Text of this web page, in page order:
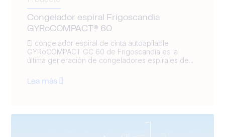
Congelador espiral Frigoscandia
GYRoCOMPACT® 60
El congelador espiral de cinta autoapilable
GYRoCOMPACT GC 60 de Frigoscandia es la
última generación de congeladores espirales de...
Lea más